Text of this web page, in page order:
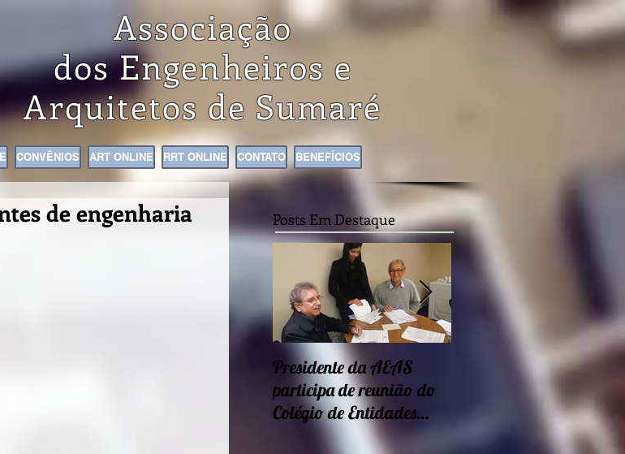
Associação
dos Engenheiros e
Arquitetos de Sumaré
CONVÊNIOS ART ONLINE RRT ONLINE CONTATO BENEFÍCIOS
de engenharia
Posts Em Destaque
Presidente da AEAS
participa de reunião do
Colégio de Entidades
Regionais
Encontros sobre Eficiência
energética e
sustentabilidade seguem
nessa semana